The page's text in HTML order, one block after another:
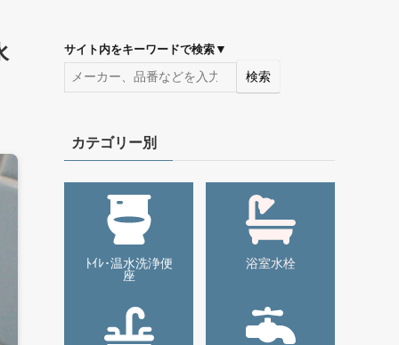
サイト内をキーワードで検索 ▼
検索
カテゴリー別
ﾄｲﾚ･温水洗浄便
座
浴室水栓